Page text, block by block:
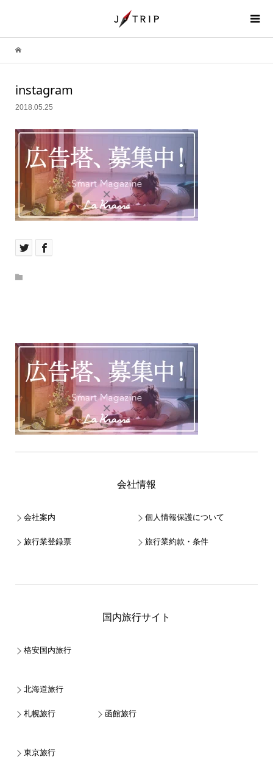
instagram
2018.05.25
会社情報
会社案内 個人情報保護について
旅行業登録票 旅行業約款・条件
国内旅行サイト
格安国内旅行
北海道旅行
札幌旅行 函館旅行
東京旅行